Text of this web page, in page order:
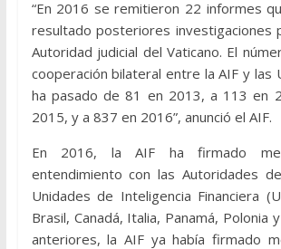
“En 2016 se remitieron 22 informes
resultado posteriores investigaciones
Autoridad judicial del Vaticano. El
cooperación bilateral entre la AIF y las
ha pasado de 81 en 2013, a 113 en
2015, y a 837 en 2016”, anunció el AIF.
En 2016, la AIF ha firmado
entendimiento con las Autoridades
Unidades de Inteligencia Financiera
Brasil, Canadá, Italia, Panamá, Polonia
anteriores, la AIF ya había firmado